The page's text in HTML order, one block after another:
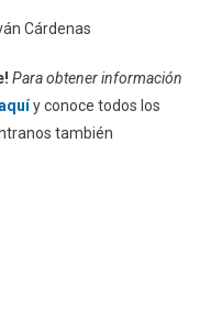
Cárdenas
Para obtener información
y conoce todos los
también